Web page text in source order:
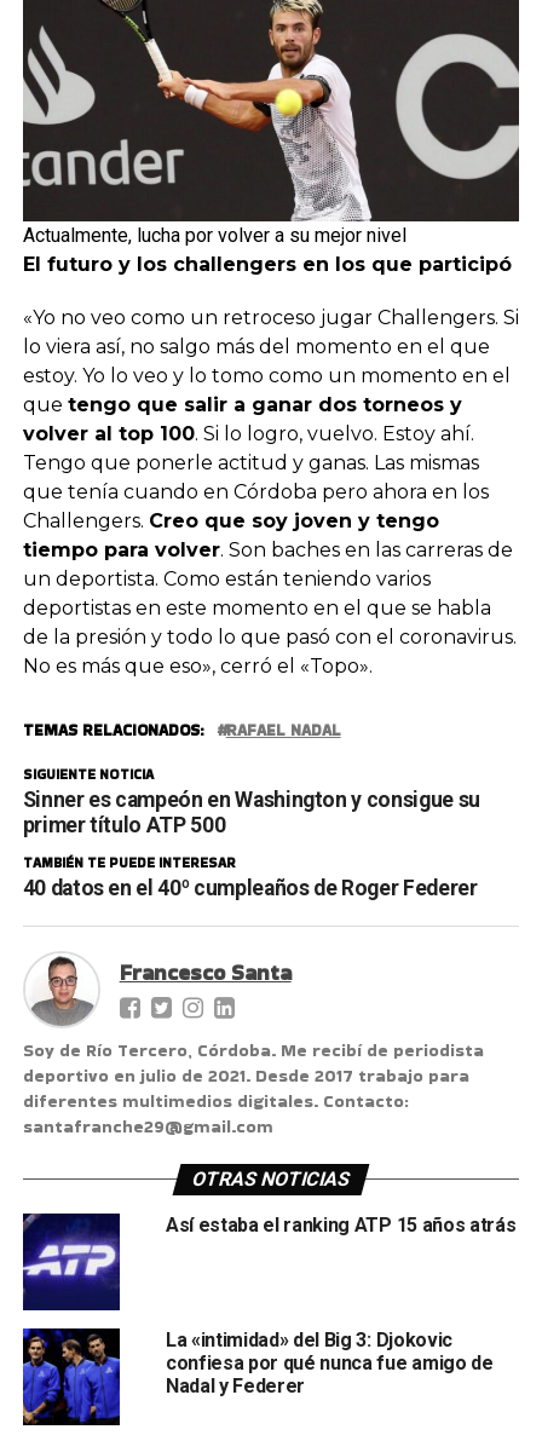
Actualmente, lucha por volver a su mejor nivel
El futuro y los challengers en los que participó
«Yo no veo como un retroceso jugar Challengers. Si
lo viera así, no salgo más del momento en el que
estoy. Yo lo veo y lo tomo como un momento en el
que tengo que salir a ganar dos torneos y
volver al top 100. Si lo logro, vuelvo. Estoy ahí.
Tengo que ponerle actitud y ganas. Las mismas
que tenía cuando en Córdoba pero ahora en los
Challengers. Creo que soy joven y tengo
tiempo para volver. Son baches en las carreras de
un deportista. Como están teniendo varios
deportistas en este momento en el que se habla
de la presión y todo lo que pasó con el coronavirus.
No es más que eso», cerró el «Topo».
TEMAS RELACIONADOS: RAFAEL NADAL
SIGUIENTE NOTICIA
Sinner es campeón en Washington y consigue su
primer título ATP 500
TAMBIÉN TE PUEDE INTERESAR
40 datos en el 40º cumpleaños de Roger Federer
Francesco Santa
Soy de Río Tercero, Córdoba. Me recibí de periodista
deportivo en julio de 2021. Desde 2017 trabajo para
diferentes multimedios digitales. Contacto:
santafranche29@gmail.com
OTRAS NOTICIAS
Así estaba el ranking ATP 15 años atrás
La «intimidad» del Big 3: Djokovic
confiesa por qué nunca fue amigo de
Nadal y Federer